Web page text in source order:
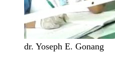
dr. Yoseph E. Gonang